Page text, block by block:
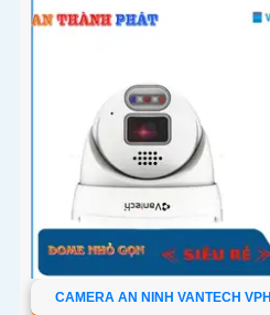
CAMERA AN NINH VANTECH